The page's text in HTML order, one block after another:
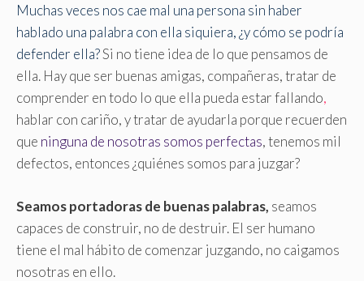
Muchas veces nos cae mal una persona sin haber
hablado una palabra con ella siquiera, ¿y cómo se podría
defender ella?Si no tiene idea de lo que pensamos de
ella. Hay que ser buenas amigas, compañeras, tratar de
comprender en todo lo que ella pueda estar fallando,
hablar con cariño, y tratar de ayudarla porque recuerden
que ninguna de nosotras somos perfectas, tenemos mil
defectos, entonces ¿quiénes somos para juzgar?
Seamos portadoras de buenas palabras, seamos
capaces de construir, no de destruir. El ser humano
tiene el mal hábito de comenzar juzgando, no caigamos
nosotras en ello.